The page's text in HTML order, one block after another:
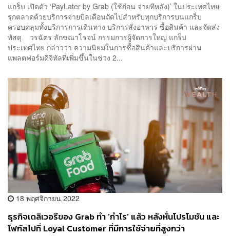
แกร็บ เปิดตัว ‘PayLater by Grab (ใช้ก่อน จ่ายทีหลัง)’ ในประเทศไทย
รุกตลาดด้วยบริการจ่ายบิลเดือนถัดไปสำหรับทุกบริการบนแกร็บ
ครอบคลุมทั้งบริการการเดินทาง บริการสั่งอาหาร ซื้อสินค้า และจัดส่ง
พัสดุ วรฉัตร ลักขณาโรจน์ กรรมการผู้จัดการใหญ่ แกร็บ
ประเทศไทย กล่าวว่า ความนิยมในการซื้อสินค้าและบริการผ่าน
แพลตฟอร์มดิจิทัลที่เพิ่มขึ้นในช่วง 2...
18 พฤศจิกายน 2022
ธุรกิจเดลิเวอรีของ Grab ทำ ’กำไร’ แล้ว หลังหั่นโปรโมชัน และ
โฟกัสไปที่ Loyal Customer ที่มีการใช้จ่ายที่สูงกว่า